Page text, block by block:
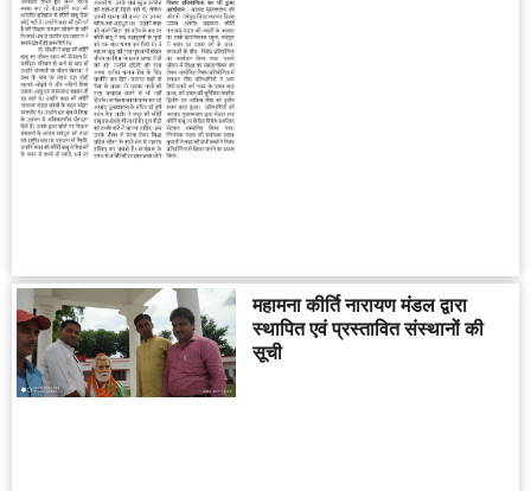
महामना कीर्ति नारायण मंडल द्वारा
स्थापित एवं प्रस्तावित संस्थानों की
सूची